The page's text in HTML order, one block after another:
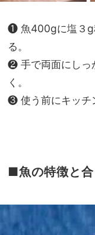
❶ 魚400gに塩３g
る。
❷ 手で両面にしっ
く。
❸ 使う前にキッチ
■魚の特徴と合